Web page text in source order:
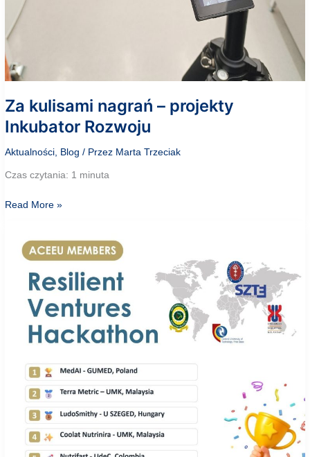
Za kulisami nagrań – projekty
Inkubator Rozwoju
Aktualności Blog / Przez Marta Trzeciak
Czas czytania: 1 minuta
Za
Inkubator
Read More »